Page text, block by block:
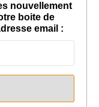
nouvellement
boite de
email :